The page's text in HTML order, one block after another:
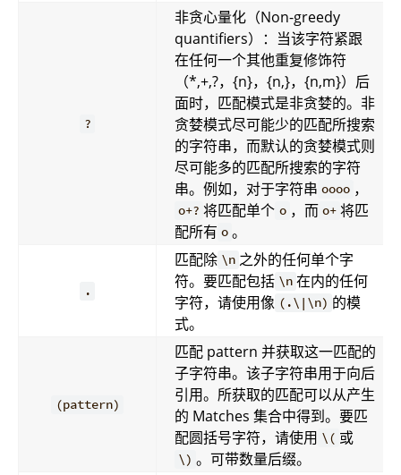
?
非贪心量化（Non-greedy
quantifiers）：当该字符紧跟
在任何一个其他重复修饰符
（*,+,?，{n}，{n,}，{n,m}）后
面时，匹配模式是非贪婪的。非
贪婪模式尽可能少的匹配所搜索
的字符串，而默认的贪婪模式则
尽可能多的匹配所搜索的字符
串。例如，对于字符串 oooo ，
o+? 将匹配单个 o ，而 o+ 将匹
配所有 o 。
.
匹配除 \n 之外的任何单个字
符。要匹配包括 \n 在内的任何
字符，请使用像 (.\|\n) 的模
式。
(pattern)
匹配 pattern 并获取这一匹配的
子字符串。该子字符串用于向后
引用。所获取的匹配可以从产生
的 Matches 集合中得到。要匹
配圆括号字符，请使用 \( 或
\) 。可带数量后缀。